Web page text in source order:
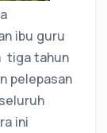
ibu guru
tiga tahun
pelepasan
ini